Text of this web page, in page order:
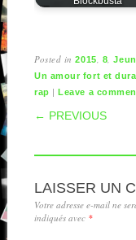
Posted in2015 8 ,
Un amour fort et
rap |Leave a
POST
← PREVIOUS
LAISSER UN
Votre adresse e-mail ne
indiqués avec *